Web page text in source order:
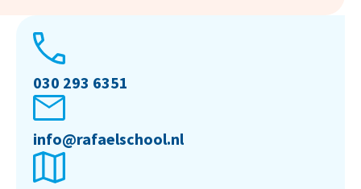
030 293 6351
info@rafaelschool.nl